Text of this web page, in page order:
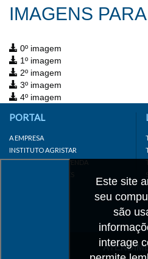
IMAGENS
0º imagem
1º imagem
2º imagem
3º imagem
4º imagem
Este site
seu
são
interage
PORTAL
A EMPRESA
INSTITUTO AGRISTAR
DISTRIBUIDOR/REVENDA
LINKS IMPORTANTES